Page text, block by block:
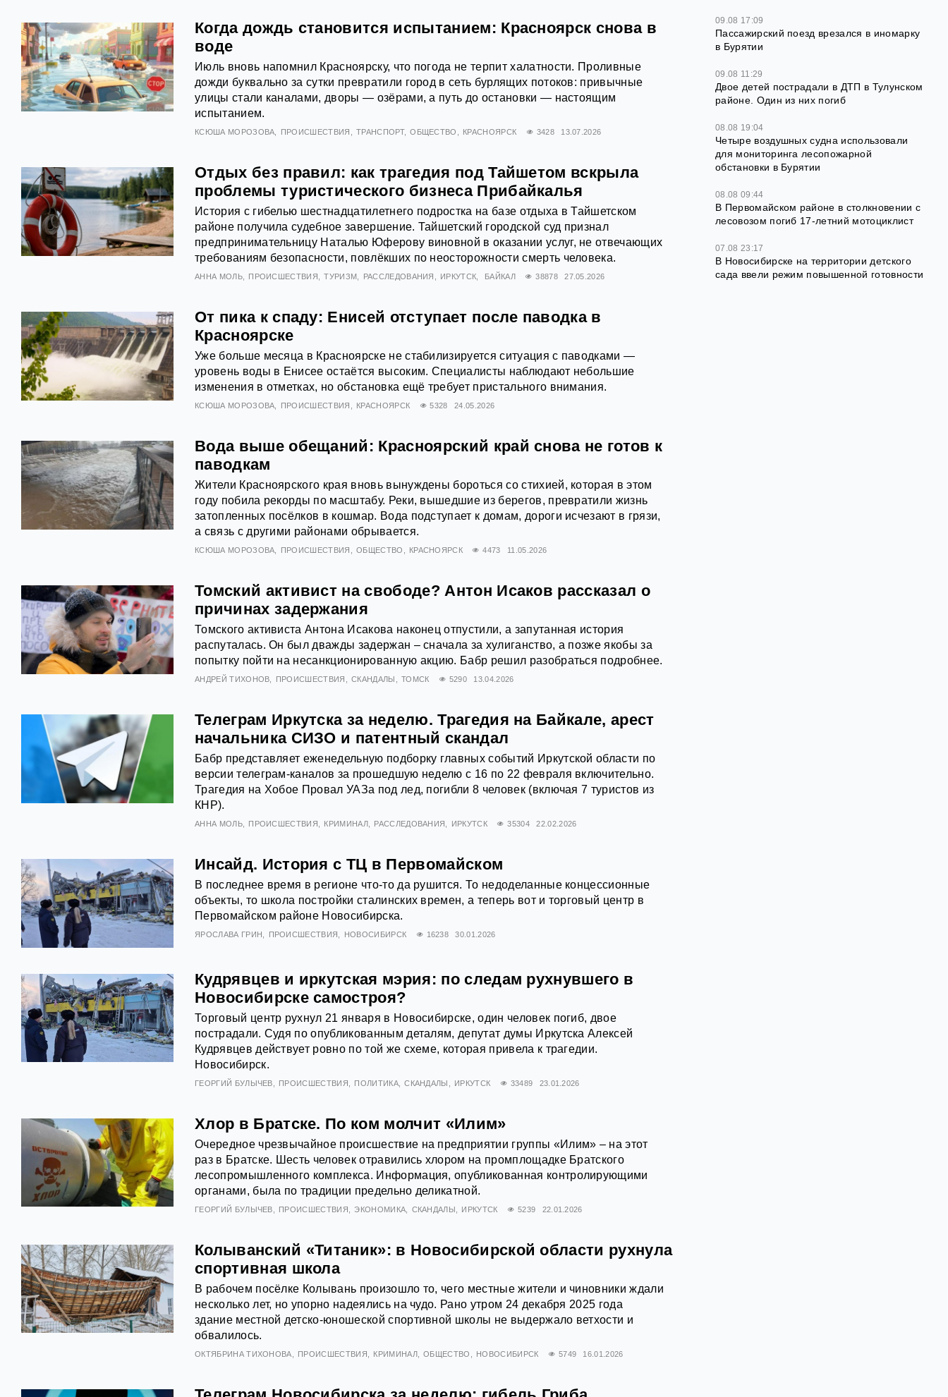
Когда дождь становится испытанием: Красноярск снова в
воде
Июль вновь напомнил Красноярску, что погода не терпит халатности. Проливные
дожди буквально за сутки превратили город в сеть бурлящих потоков: привычные
улицы стали каналами, дворы — озёрами, а путь до остановки — настоящим
испытанием.
КСЮША МОРОЗОВА ПРОИСШЕСТВИЯ ТРАНСПОРТ ОБЩЕСТВО КРАСНОЯРСК 3428 13.07.2026
Отдых без правил: как трагедия под Тайшетом вскрыла
проблемы туристического бизнеса Прибайкалья
История с гибелью шестнадцатилетнего подростка на базе отдыха в Тайшетском
районе получила судебное завершение. Тайшетский городской суд признал
предпринимательницу Наталью Юферову виновной в оказании услуг, не отвечающих
требованиям безопасности, повлёкших по неосторожности смерть человека.
АННА МОЛЬ ПРОИСШЕСТВИЯ ТУРИЗМ РАССЛЕДОВАНИЯ ИРКУТСК БАЙКАЛ 38878 27.05.2026
От пика к спаду: Енисей отступает после паводка в
Красноярске
Уже больше месяца в Красноярске не стабилизируется ситуация с паводками —
уровень воды в Енисее остаётся высоким. Специалисты наблюдают небольшие
изменения в отметках, но обстановка ещё требует пристального внимания.
КСЮША МОРОЗОВА ПРОИСШЕСТВИЯ КРАСНОЯРСК 5328 24.05.2026
Вода выше обещаний: Красноярский край снова не готов к
паводкам
Жители Красноярского края вновь вынуждены бороться со стихией, которая в этом
году побила рекорды по масштабу. Реки, вышедшие из берегов, превратили жизнь
затопленных посёлков в кошмар. Вода подступает к домам, дороги исчезают в грязи,
а связь с другими районами обрывается.
КСЮША МОРОЗОВА ПРОИСШЕСТВИЯ ОБЩЕСТВО КРАСНОЯРСК 4473 11.05.2026
Томский активист на свободе? Антон Исаков рассказал о
причинах задержания
Томского активиста Антона Исакова наконец отпустили, а запутанная история
распуталась. Он был дважды задержан – сначала за хулиганство, а позже якобы за
попытку пойти на несанкционированную акцию. Бабр решил разобраться подробнее.
АНДРЕЙ ТИХОНОВ ПРОИСШЕСТВИЯ СКАНДАЛЫ ТОМСК 5290 13.04.2026
Телеграм Иркутска за неделю. Трагедия на Байкале, арест
начальника СИЗО и патентный скандал
Бабр представляет еженедельную подборку главных событий Иркутской области по
версии телеграм-каналов за прошедшую неделю с 16 по 22 февраля включительно.
Трагедия на Хобое Провал УАЗа под лед, погибли 8 человек (включая 7 туристов из
КНР).
АННА МОЛЬ ПРОИСШЕСТВИЯ КРИМИНАЛ РАССЛЕДОВАНИЯ ИРКУТСК 35304 22.02.2026
Инсайд. История с ТЦ в Первомайском
В последнее время в регионе что-то да рушится. То недоделанные концессионные
объекты, то школа постройки сталинских времен, а теперь вот и торговый центр в
Первомайском районе Новосибирска.
ЯРОСЛАВА ГРИН ПРОИСШЕСТВИЯ НОВОСИБИРСК 16238 30.01.2026
Кудрявцев и иркутская мэрия: по следам рухнувшего в
Новосибирске самостроя?
Торговый центр рухнул 21 января в Новосибирске, один человек погиб, двое
пострадали. Судя по опубликованным деталям, депутат думы Иркутска Алексей
Кудрявцев действует ровно по той же схеме, которая привела к трагедии.
Новосибирск.
ГЕОРГИЙ БУЛЫЧЕВ ПРОИСШЕСТВИЯ ПОЛИТИКА СКАНДАЛЫ ИРКУТСК 33489 23.01.2026
Хлор в Братске. По ком молчит «Илим»
Очередное чрезвычайное происшествие на предприятии группы «Илим» – на этот
раз в Братске. Шесть человек отравились хлором на промплощадке Братского
лесопромышленного комплекса. Информация, опубликованная контролирующими
органами, была по традиции предельно деликатной.
ГЕОРГИЙ БУЛЫЧЕВ ПРОИСШЕСТВИЯ ЭКОНОМИКА СКАНДАЛЫ ИРКУТСК 5239 22.01.2026
Колыванский «Титаник»: в Новосибирской области рухнула
спортивная школа
В рабочем посёлке Колывань произошло то, чего местные жители и чиновники ждали
несколько лет, но упорно надеялись на чудо. Рано утром 24 декабря 2025 года
здание местной детско-юношеской спортивной школы не выдержало ветхости и
обвалилось.
ОКТЯБРИНА ТИХОНОВА ПРОИСШЕСТВИЯ КРИМИНАЛ ОБЩЕСТВО НОВОСИБИРСК 5749 16.01.2026
09.08 17:09
Пассажирский поезд врезался в иномарку
в Бурятии
09.08 11:29
Двое детей пострадали в ДТП в Тулунском
районе. Один из них погиб
08.08 19:04
Четыре воздушных судна использовали
для мониторинга лесопожарной
обстановки в Бурятии
08.08 09:44
В Первомайском районе в столкновении с
лесовозом погиб 17-летний мотоциклист
07.08 23:17
В Новосибирске на территории детского
сада ввели режим повышенной готовности